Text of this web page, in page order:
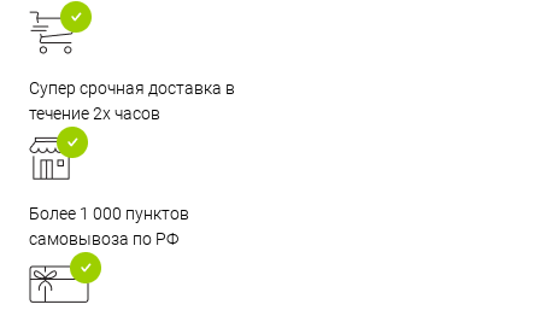
Супер срочная доставка в
течение 2х часов
Более 1 000 пунктов
самовывоза по РФ